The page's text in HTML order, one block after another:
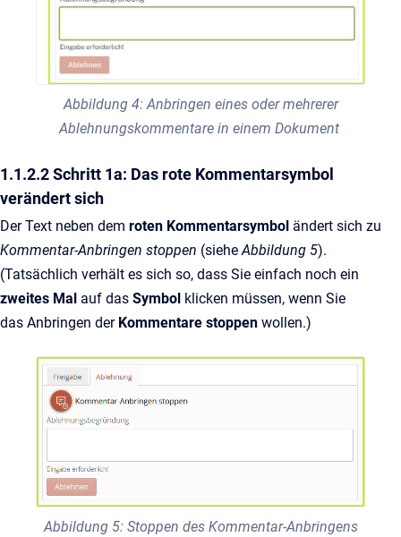
Abbildung 4: Anbringen eines oder mehrerer
Ablehnungskommentare in einem Dokument
1.1.2.2 Schritt 1a: Das rote Kommentarsymbol
verändert sich
Der Text neben dem roten Kommentarsymbol ändert sich zu
Kommentar-Anbringen stoppen (sieheAbbildung 5).
(Tatsächlich verhält es sich so, dass Sie einfach noch ein
zweites Mal auf das Symbol klicken müssen, wenn Sie
das Anbringen der Kommentare stoppen wollen.)
Abbildung 5: Stoppen des Kommentar-Anbringens